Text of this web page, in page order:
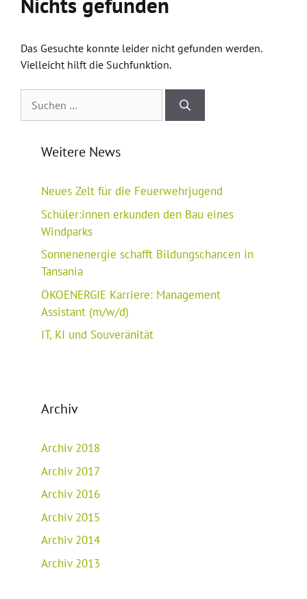
Das Gesuchte konnte leider nicht gefunden werden.
Vielleicht hilft die Suchfunktion.
nach:
Weitere News
Neues Zelt für die Feuerwehrjugend
Schüler:innen erkunden den Bau eines
Windparks
Sonnenenergie schafft Bildungschancen in
Tansania
ÖKOENERGIE Karriere: Management
Assistant (m/w/d)
IT, KI und Souveränität
Archiv
Archiv 2018
Archiv 2017
Archiv 2016
Archiv 2015
Archiv 2014
Archiv 2013